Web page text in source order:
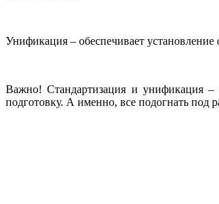
Унификация – обеспечивает установление
Важно! Стандартизация и унификация –
подготовку. А именно, все подогнать под